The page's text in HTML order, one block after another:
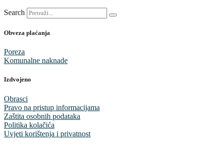
Search
Obveza plaćanja
Poreza
Komunalne naknade
Izdvojeno
Obrasci
Pravo na pristup informacijama
Zaštita osobnih podataka
Politika kolačića
Uvjeti korištenja i privatnost